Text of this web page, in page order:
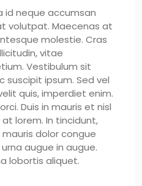
id neque accumsan
volutpat. Maecenas at
molestie. Cras
vitae
Vestibulum sit
ipsum. Sed vel
quis, imperdiet enim.
Duis in mauris et nisl
lorem. In tincidunt,
dolor congue
augue in augue.
lobortis aliquet.